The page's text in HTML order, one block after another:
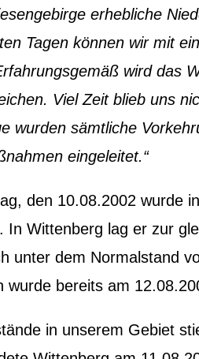
erhebliche
Tagen können wir mit
wird das
Viel Zeit blieb uns
wurden sämtliche
eingeleitet.“
den 10.08.2002 wurde
In Wittenberg lag er zur
unter dem Normalstand
wurde bereits am
in unserem Gebiet